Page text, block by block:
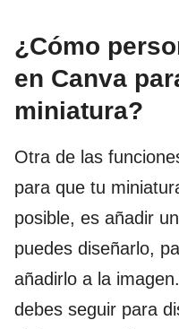
¿Cómo
en Canva
miniatura?
Otra de las
para que tu
posible, es añadir
puedes diseñarlo,
añadirlo a la
debes seguir para